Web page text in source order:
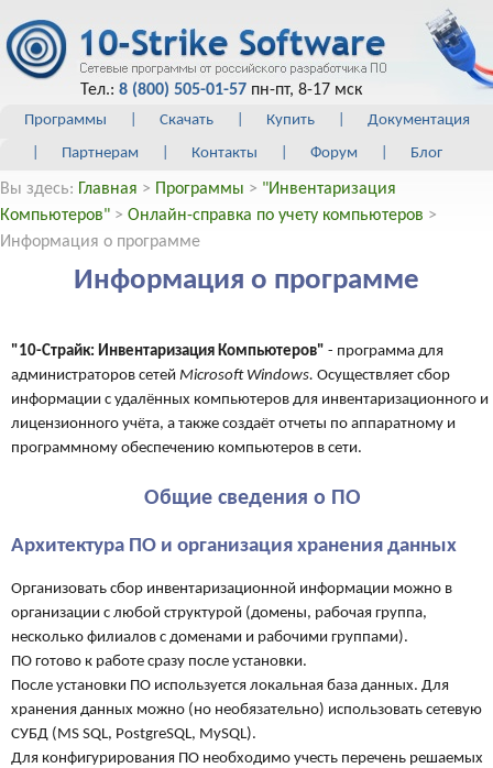
Тел.: 8 (800) 505-01-57 пн-пт, 8-17 мск
Программы Скачать Купить
Документация
Партнерам Контакты Форум Блог
Вы здесь: Главная > Программы > "Инвентаризация
Компьютеров" > Онлайн-справка по учету компьютеров >
Информация о программе
Информация о программе
"10-Страйк: Инвентаризация Компьютеров" - программа для
администраторов сетей Microsoft Windows. Осуществляет сбор
информации с удалённых компьютеров для инвентаризационного и
лицензионного учёта, а также создаёт отчеты по аппаратному и
программному обеспечению компьютеров в сети.
Общие сведения о ПО
Архитектура ПО и организация хранения данных
Организовать сбор инвентаризационной информации можно в
организации с любой структурой (домены, рабочая группа,
несколько филиалов с доменами и рабочими группами).
ПО готово к работе сразу после установки.
После установки ПО используется локальная база данных. Для
хранения данных можно (но необязательно) использовать сетевую
СУБД (MS SQL, PostgreSQL, MySQL).
Для конфигурирования ПО необходимо учесть перечень решаемых